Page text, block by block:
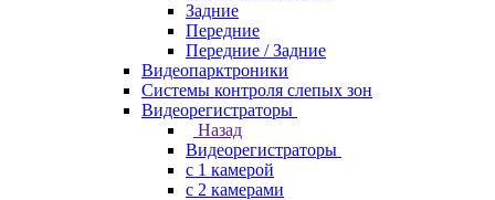
Задние
Передние
Передние / Задние
Видеопарктроники
Системы контроля слепых зон
Видеорегистраторы
Назад
Видеорегистраторы
с 1 камерой
с 2 камерами